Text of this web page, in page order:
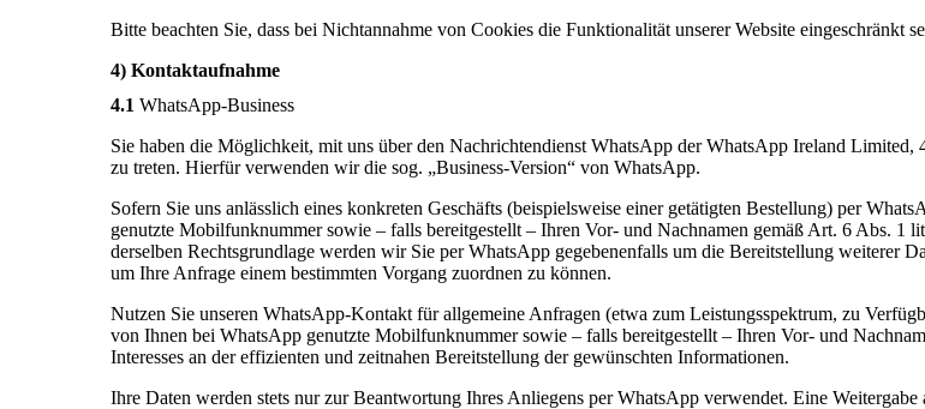
Bitte beachten Sie, dass bei Nichtannahme von Cookies die Funktionalität unserer Website eingeschränkt
4) Kontaktaufnahme
4.1 WhatsApp-Business
Sie haben die Möglichkeit, mit uns über den Nachrichtendienst WhatsApp der WhatsApp Ireland
zu treten. Hierfür verwenden wir die sog. „Business-Version“ von WhatsApp.
Sofern Sie uns anlässlich eines konkreten Geschäfts (beispielsweise einer getätigten Bestellung) per
genutzte Mobilfunknummer sowie – falls bereitgestellt – Ihren Vor- und Nachnamen gemäß Art. 6 Abs.
derselben Rechtsgrundlage werden wir Sie per WhatsApp gegebenenfalls um die Bereitstellung weiterer
um Ihre Anfrage einem bestimmten Vorgang zuordnen zu können.
Nutzen Sie unseren WhatsApp-Kontakt für allgemeine Anfragen (etwa zum Leistungsspektrum, zu
von Ihnen bei WhatsApp genutzte Mobilfunknummer sowie – falls bereitgestellt – Ihren Vor- und
Interesses an der effizienten und zeitnahen Bereitstellung der gewünschten Informationen.
Ihre Daten werden stets nur zur Beantwortung Ihres Anliegens per WhatsApp verwendet. Eine